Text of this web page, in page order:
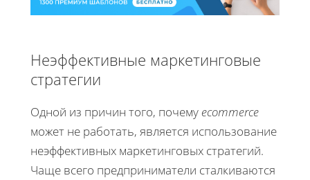
Неэффективные маркетинговые
стратегии
Одной из причин того, почемуecommerce
может не работать, является использование
неэффективных маркетинговых стратегий.
Чаще всего предприниматели сталкиваются